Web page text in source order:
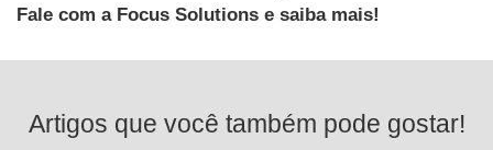
Fale com a Focus Solutions e saiba mais!
Artigos que você também pode gostar!